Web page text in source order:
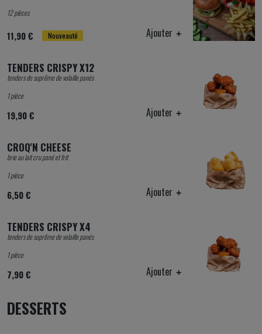
Nouveauté
12 pièces
11,90 € Ajouter
TENDERS CRISPY X12
tenders de suprême de volaille panés
1 pièce
19,90 € Ajouter
CROQ'N CHEESE
brie au lait cru pané et frit
1 pièce
6,50 € Ajouter
TENDERS CRISPY X4
tenders de suprême de volaille panés
1 pièce
7,90 € Ajouter
DESSERTS